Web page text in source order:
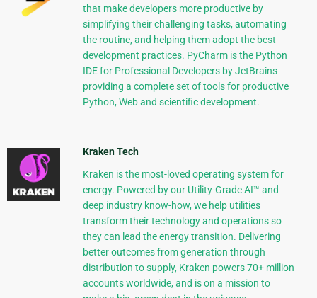
that make developers more productive by
simplifying their challenging tasks, automating
the routine, and helping them adopt the best
development practices. PyCharm is the Python
IDE for Professional Developers by JetBrains
providing a complete set of tools for productive
Python, Web and scientific development.
Kraken Tech
Kraken is the most-loved operating system for
energy. Powered by our Utility-Grade AI™ and
deep industry know-how, we help utilities
transform their technology and operations so
they can lead the energy transition. Delivering
better outcomes from generation through
distribution to supply, Kraken powers 70+ million
accounts worldwide, and is on a mission to